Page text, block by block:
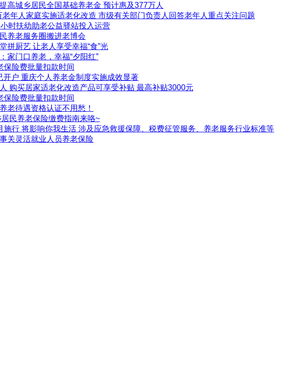
高城乡居民全国基础养老金 预计惠及377万人
老年人家庭实施适老化改造 市级有关部门负责人回答老年人重点关注问题
时扶幼助老公益驿站投入运营
养老服务圈搬进老博会
拼厨艺 让老人享受幸福“食”光
家门口养老，幸福“夕阳红”
保险费批量扣款时间
开户 重庆个人养老金制度实施成效显著
购买居家适老化改造产品可享受补贴 最高补贴3000元
保险费批量扣款时间
老待遇资格认证不用愁！
民养老保险缴费指南来咯~
施行 将影响你我生活 涉及应急救援保障、税费征管服务、养老服务行业标准等
关灵活就业人员养老保险